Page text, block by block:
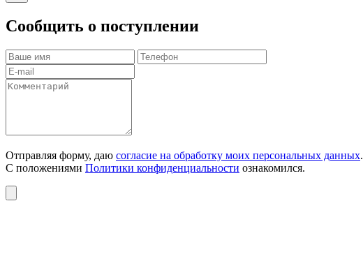
Сообщить о поступлении
Отправляя форму, даю согласие на обработку моих персональных данных.
С положениями Политики конфиденциальности ознакомился.